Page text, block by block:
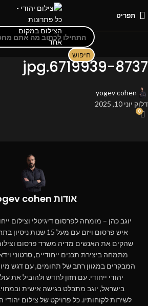
תפריט
חיפוש
6719939-8737.jpg
yogev cohen
דלוק יוני 10, 2025
0
אודות yogev cohen
איש פרסום ויזם עם מעל
שהקים את האנשים מדיה משרד פרסום וצילום
מתמחה ביצירת תכנים ייחודיים, סרטוני
המבקרים במגוון רחב של תחומים, עם דגש
יהודי ייחודי. עם חזון לחדש ולהוביל את
בישראל, יוגב מתבלט בגישה אישית
לשירות לקוחותיו. כל פרויקט של צילום יהודי